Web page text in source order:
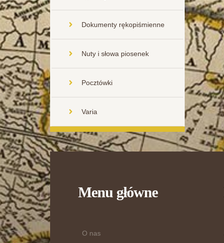
Dokumenty rękopiśmienne
Nuty i słowa piosenek
Pocztówki
Varia
Menu główne
O nas